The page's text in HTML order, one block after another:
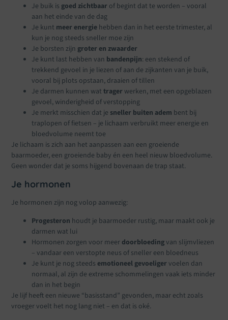
Je buik is goed zichtbaar of begint dat te worden – vooral
aan het einde van de dag
Je kunt meer energie hebben dan in het eerste trimester, al
kun je nog steeds sneller moe zijn
Je borsten zijn groter en zwaarder
Je kunt last hebben van bandenpijn: een stekend of
trekkend gevoel in je liezen of aan de zijkanten van je buik,
vooral bij plots opstaan, draaien of tillen
Je darmen kunnen wattrager werken, met een opgeblazen
gevoel, winderigheid of verstopping
Je merkt misschien dat je sneller buiten adem bent bij
traplopen of fietsen – je lichaam verbruikt meer energie en
bloedvolume neemt toe
Je lichaam is zich aan het aanpassen aan een groeiende
baarmoeder, een groeiende baby én een heel nieuw bloedvolume.
Geen wonder dat je soms hijgend bovenaan de trap staat.
Je hormonen
Je hormonen zijn nog volop aanwezig:
Progesteron houdt je baarmoeder rustig, maar maakt ook je
darmen wat lui
Hormonen zorgen voor meer doorbloedingvan slijmvliezen
– vandaar een verstopte neus of sneller een bloedneus
Je kunt je nog steeds emotioneel gevoeliger voelen dan
normaal, al zijn de extreme schommelingen vaak iets minder
dan in het begin
Je lijf heeft een nieuwe “basisstand” gevonden, maar echt zoals
vroeger voelt het nog lang niet – en dat is oké.